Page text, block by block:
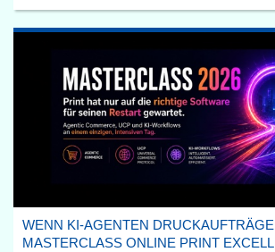
WENN KI-AGENTEN
MASTERCLASS ONLINE PRINT